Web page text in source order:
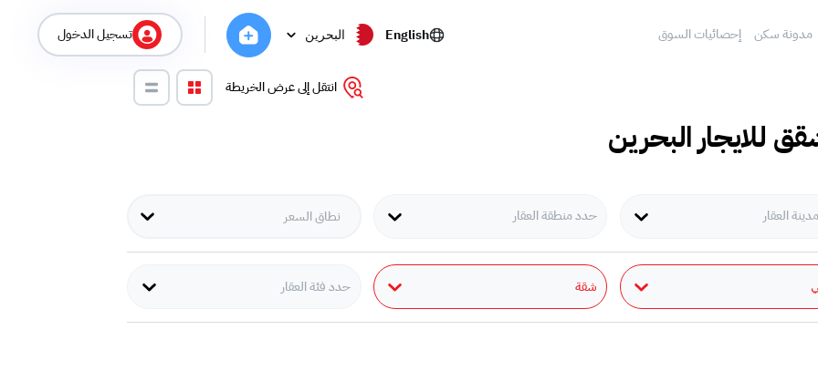
مدونة سكن إحصائيات السوق English البحرين تسجيل الدخول
انتقل إلى عرض الخريطة
للايجار البحرين
العقار حدد منطقة العقار
شقة حدد فئة العقار